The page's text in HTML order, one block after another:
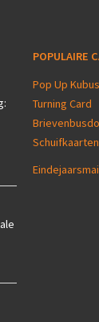
POPULAIRE
Pop Up Kubus
Turning Card
Schuifkaarten